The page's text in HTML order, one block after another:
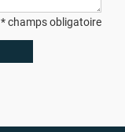
* champs obligatoire